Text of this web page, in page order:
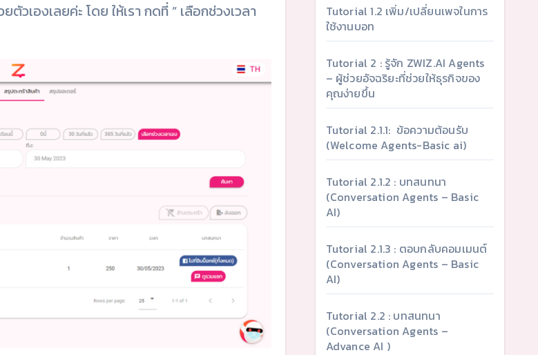
วเองเลยค่ะ โดย ให้เรา กดที่ ” เลือกช่วงเวลา
Tutorial 1.2 เพิ่ม/เปลี่ยนเพจในการ
ใช้งานบอท
Tutorial 2 : รู้จัก ZWIZ.AI Agents
– ผู้ช่วยอัจฉริยะที่ช่วยให้ธุรกิจของ
คุณง่ายขึ้น
Tutorial 2.1.1: ข้อความต้อนรับ
(Welcome Agents-Basic ai)
Tutorial 2.1.2 : บทสนทนา
(Conversation Agents – Basic
AI)
Tutorial 2.1.3 : ตอบกลับคอมเมนต์
(Conversation Agents – Basic
AI)
Tutorial 2.2 : บทสนทนา
(Conversation Agents –
Advance AI )